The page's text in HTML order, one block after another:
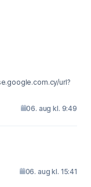
06. aug kl. 9:49
06. aug kl. 15:41